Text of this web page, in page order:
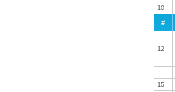
10
#
12
15